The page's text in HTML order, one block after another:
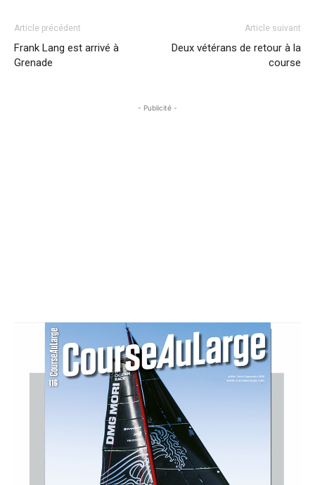
Article précédent
Frank Lang est arrivé à
Grenade
Article suivant
Deux vétérans de retour à la
course
- Publicité -